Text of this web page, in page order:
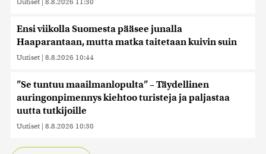
Ensi viikolla Suomesta pääsee junalla
Haaparantaan, mutta matka taitetaan kuivin suin
Uutiset | 8.8.2026 10:44
”Se tuntuu maailmanlopulta” – Täydellinen
auringonpimennys kiehtoo turisteja ja paljastaa
uutta tutkijoille
Uutiset | 8.8.2026 10:30